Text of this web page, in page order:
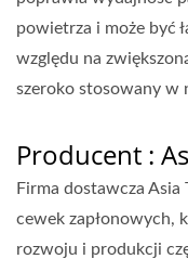
powietrza i może być
względu na
szeroko stosowany w
Producent :
Firma dostawcza
cewek zapłonowych,
rozwoju i produkcji